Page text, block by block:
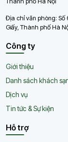
Địa chỉ văn phòng: Số
Giấy, Thành phố Hà
Công ty
Giới thiệu
Danh sách khách
Dịch vụ
Tin tức & Sự kiện
Hỗ trợ